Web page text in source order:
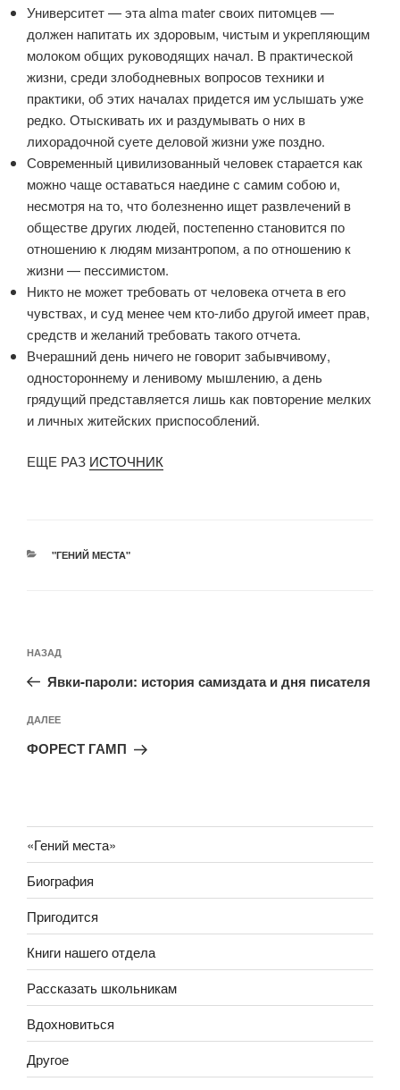
Университет — эта alma mater своих питомцев —
должен напитать их здоровым, чистым и укрепляющим
молоком общих руководящих начал. В практической
жизни, среди злободневных вопросов техники и
практики, об этих началах придется им услышать уже
редко. Отыскивать их и раздумывать о них в
лихорадочной суете деловой жизни уже поздно.
Современный цивилизованный человек старается как
можно чаще оставаться наедине с самим собою и,
несмотря на то, что болезненно ищет развлечений в
обществе других людей, постепенно становится по
отношению к людям мизантропом, а по отношению к
жизни — пессимистом.
Никто не может требовать от человека отчета в его
чувствах, и суд менее чем кто-либо другой имеет прав,
средств и желаний требовать такого отчета.
Вчерашний день ничего не говорит забывчивому,
одностороннему и ленивому мышлению, а день
грядущий представляется лишь как повторение мелких
и личных житейских приспособлений.
ЕЩЕ РАЗ ИСТОЧНИК
РУБРИКИ
"ГЕНИЙ МЕСТА"
по
записям
Предыдущая
запись:
НАЗАД
Явки-пароли: история самиздата и дня писателя
Следующая
запись
ДАЛЕЕ
ФОРЕСТ ГАМП
«Гений места»
Биография
Пригодится
Книги нашего отдела
Рассказать школьникам
Вдохновиться
Другое